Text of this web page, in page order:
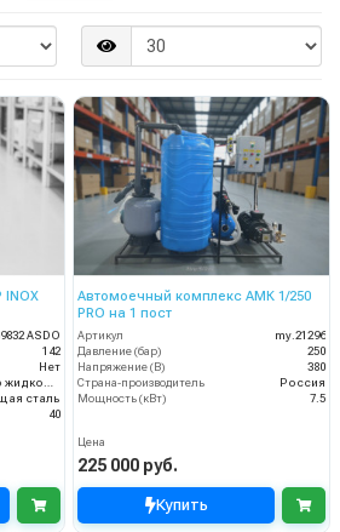
INOX
ASDO
142
Нет
сталь
40
Автомоечный комплекс АМК 1/250
PRO на 1 пост
Артикул
my.21296
Давление (бар)
250
Напряжение (В)
380
Страна-производитель
Россия
Мощность (кВт)
7.5
Цена
225 000 руб.
Купить